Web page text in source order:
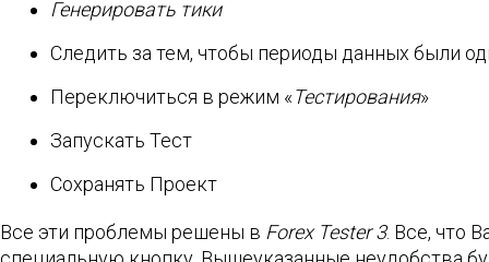
Генерировать тики
Следить за тем, чтобы периоды данных были
Переключиться в режим «Тестирования»
Запускать Тест
Сохранять Проект
Все эти проблемы решены в Forex Tester 3. Все, что